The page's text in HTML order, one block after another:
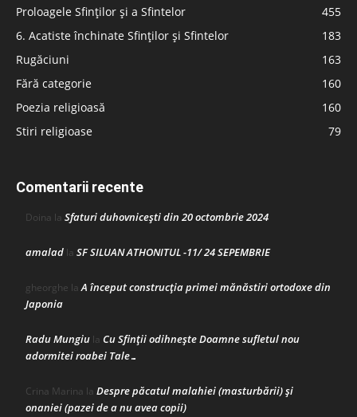
Proloagele Sfinților și a Sfintelor
455
6. Acatiste închinate Sfinților și Sfintelor
183
Rugăciuni
163
Fără categorie
160
Poezia religioasă
160
Stiri religioase
79
Comentarii recente
Doina la Sfaturi duhovnicești din 20 octombrie 2024
amalad la SF SILUAN ATHONITUL -11/ 24 SEPEMBRIE
gheorghe laA început construcţia primei mănăstiri ortodoxe din
Japonia
Radu Mungiu la Cu Sfinții odihnește Doamne sufletul nou
adormitei roabei Tale…
Crina Marina la Despre păcatul malahiei (masturbării) şi
onaniei (pazei de a nu avea copii)